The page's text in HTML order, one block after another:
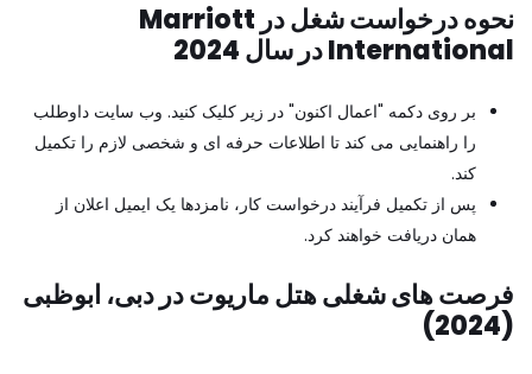
نحوه درخواست شغل در Marriott
International در سال 2024
بر روی دکمه "اعمال اکنون" در زیر کلیک کنید. وب سایت داوطلب
را راهنمایی می کند تا اطلاعات حرفه ای و شخصی لازم را تکمیل
کند.
پس از تکمیل فرآیند درخواست کار، نامزدها یک ایمیل اعلان از
همان دریافت خواهند کرد.
فرصت های شغلی هتل ماریوت در دبی، ابوظبی
(2024)